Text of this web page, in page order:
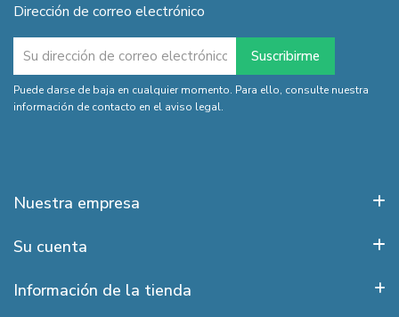
Dirección de correo electrónico
Puede darse de baja en cualquier momento. Para ello, consulte nuestra
información de contacto en el aviso legal.
Nuestra empresa
Su cuenta
Información de la tienda